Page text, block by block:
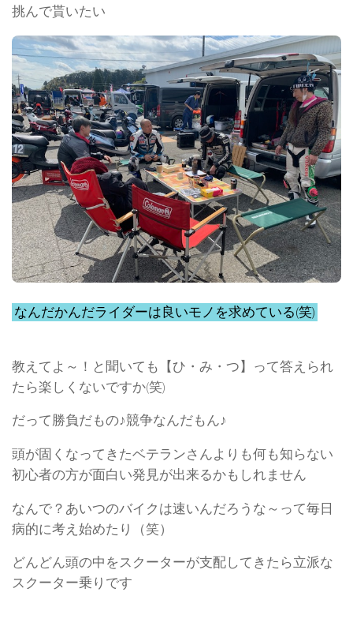
挑んで貰いたい
なんだかんだライダーは良いモノを求めている(笑)
教えてよ～！と聞いても【ひ・み・つ】って答えられ
たら楽しくないですか(笑)
だって勝負だもの♪競争なんだもん♪
頭が固くなってきたベテランさんよりも何も知らない
初心者の方が面白い発見が出来るかもしれません
なんで？あいつのバイクは速いんだろうな～って毎日
病的に考え始めたり（笑）
どんどん頭の中をスクーターが支配してきたら立派な
スクーター乗りです